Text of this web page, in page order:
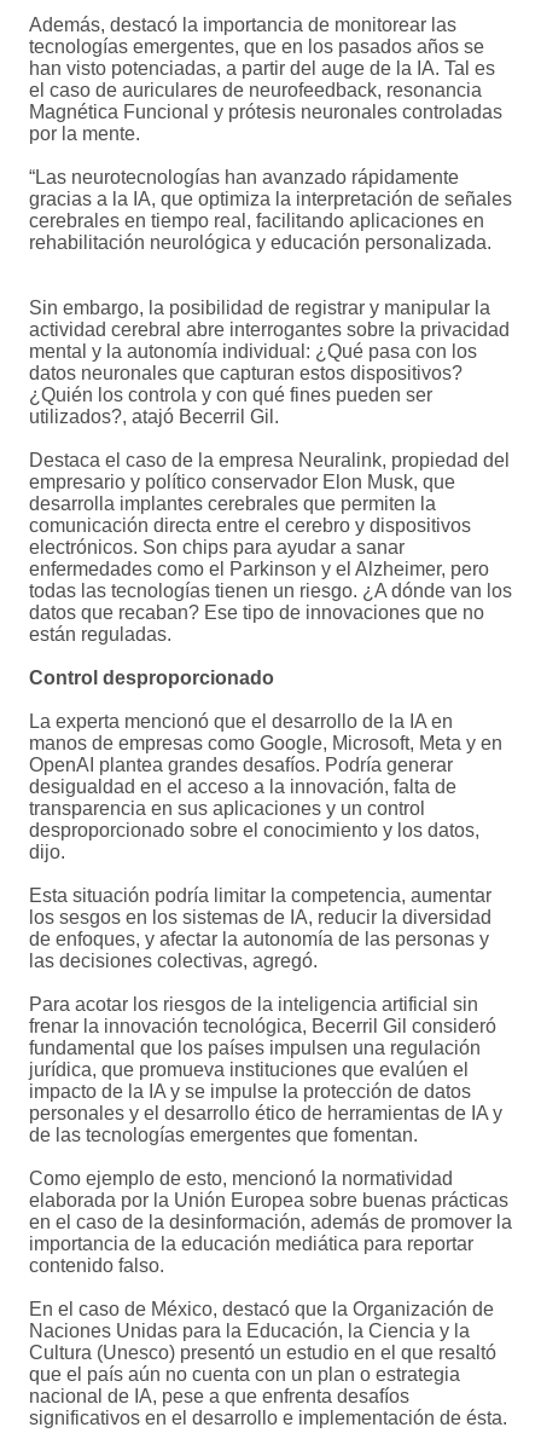
Además, destacó la importancia de monitorear las
tecnologías emergentes, que en los pasados años se
han visto potenciadas, a partir del auge de la IA. Tal es
el caso de auriculares de neurofeedback, resonancia
Magnética Funcional y prótesis neuronales controladas
por la mente.
“Las neurotecnologías han avanzado rápidamente
gracias a la IA, que optimiza la interpretación de señales
cerebrales en tiempo real, facilitando aplicaciones en
rehabilitación neurológica y educación personalizada.
Sin embargo, la posibilidad de registrar y manipular la
actividad cerebral abre interrogantes sobre la privacidad
mental y la autonomía individual: ¿Qué pasa con los
datos neuronales que capturan estos dispositivos?
¿Quién los controla y con qué fines pueden ser
utilizados?, atajó Becerril Gil.
Destaca el caso de la empresa Neuralink, propiedad del
empresario y político conservador Elon Musk, que
desarrolla implantes cerebrales que permiten la
comunicación directa entre el cerebro y dispositivos
electrónicos. Son chips para ayudar a sanar
enfermedades como el Parkinson y el Alzheimer, pero
todas las tecnologías tienen un riesgo. ¿A dónde van los
datos que recaban? Ese tipo de innovaciones que no
están reguladas.
Control desproporcionado
La experta mencionó que el desarrollo de la IA en
manos de empresas como Google, Microsoft, Meta y en
OpenAI plantea grandes desafíos. Podría generar
desigualdad en el acceso a la innovación, falta de
transparencia en sus aplicaciones y un control
desproporcionado sobre el conocimiento y los datos,
dijo.
Esta situación podría limitar la competencia, aumentar
los sesgos en los sistemas de IA, reducir la diversidad
de enfoques, y afectar la autonomía de las personas y
las decisiones colectivas, agregó.
Para acotar los riesgos de la inteligencia artificial sin
frenar la innovación tecnológica, Becerril Gil consideró
fundamental que los países impulsen una regulación
jurídica, que promueva instituciones que evalúen el
impacto de la IA y se impulse la protección de datos
personales y el desarrollo ético de herramientas de IA y
de las tecnologías emergentes que fomentan.
Como ejemplo de esto, mencionó la normatividad
elaborada por la Unión Europea sobre buenas prácticas
en el caso de la desinformación, además de promover la
importancia de la educación mediática para reportar
contenido falso.
En el caso de México, destacó que la Organización de
Naciones Unidas para la Educación, la Ciencia y la
Cultura (Unesco) presentó un estudio en el que resaltó
que el país aún no cuenta con un plan o estrategia
nacional de IA, pese a que enfrenta desafíos
significativos en el desarrollo e implementación de ésta.